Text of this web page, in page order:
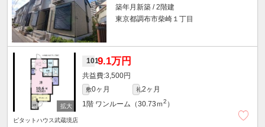
築年月新築 / 2階建
東京都調布市柴崎１丁目
1019.1万円
3,500円
敷0ヶ月 礼2ヶ月
1階 ワンルーム（30.73ｍ2 ）
ピタットハウス武蔵境店